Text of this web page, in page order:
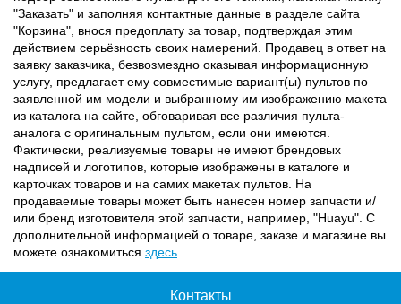
"Заказать" и заполняя контактные данные в разделе сайта
"Корзина", внося предоплату за товар, подтверждая этим
действием серьёзность своих намерений. Продавец в ответ на
заявку заказчика, безвозмездно оказывая информационную
услугу, предлагает ему совместимые вариант(ы) пультов по
заявленной им модели и выбранному им изображению макета
из каталога на сайте, обговаривая все различия пульта-
аналога с оригинальным пультом, если они имеются.
Фактически, реализуемые товары не имеют брендовых
надписей и логотипов, которые изображены в каталоге и
карточках товаров и на самих макетах пультов. На
продаваемые товары может быть нанесен номер запчасти и/
или бренд изготовителя этой запчасти, например, "Huayu". С
дополнительной информацией о товаре, заказе и магазине вы
можете ознакомиться здесь
Контакты